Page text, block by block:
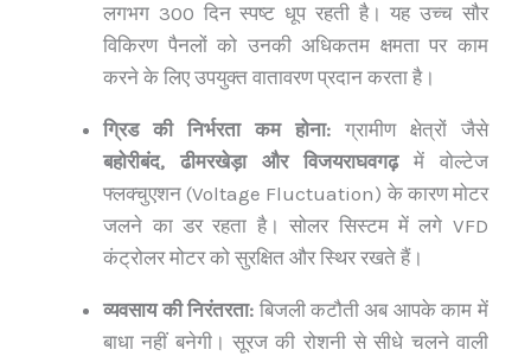
लगभग 300 दिन स्पष्ट धूप रहती है। यह उच्च सौर
विकिरण पैनलों को उनकी अधिकतम क्षमता पर काम
करने के लिए उपयुक्त वातावरण प्रदान करता है।
ग्रिड की निर्भरता कम होना:ग्रामीण क्षेत्रों जैसे
बहोरीबंद, ढीमरखेड़ा और विजयराघवगढ़में वोल्टेज
फ्लक्चुएशन (Voltage Fluctuation) के कारण मोटर
जलने का डर रहता है। सोलर सिस्टम में लगे VFD
कंट्रोलर मोटर को सुरक्षित और स्थिर रखते हैं।
व्यवसाय की निरंतरता: बिजली कटौती अब आपके काम में
बाधा नहीं बनेगी। सूरज की रोशनी से सीधे चलने वाली